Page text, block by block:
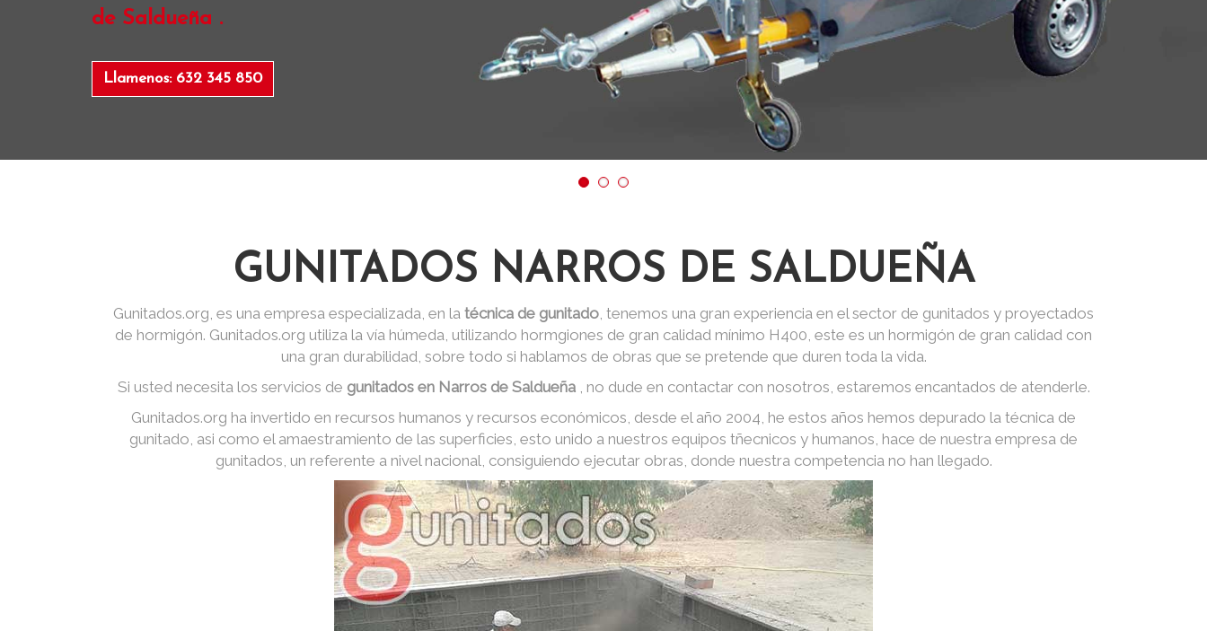
de Saldueña .
Llamenos: 632 345 850
GUNITADOS NARROS DE SALDUEÑA
Gunitados.org, es una empresa especializada, en la técnica de gunitado, tenemos una gran experiencia en el sector de gunitados y proyectados
de hormigón. Gunitados.org utiliza la vía húmeda, utilizando hormgiones de gran calidad mínimo H400, este es un hormigón de gran calidad con
una gran durabilidad, sobre todo si hablamos de obras que se pretende que duren toda la vida.
Si usted necesita los servicios de gunitados en Narros de Saldueña , no dude en contactar con nosotros, estaremos encantados de atenderle.
Gunitados.org ha invertido en recursos humanos y recursos económicos, desde el año 2004, he estos años hemos depurado la técnica de
gunitado, asi como el amaestramiento de las superficies, esto unido a nuestros equipos tñecnicos y humanos, hace de nuestra empresa de
gunitados, un referente a nivel nacional, consiguiendo ejecutar obras, donde nuestra competencia no han llegado.